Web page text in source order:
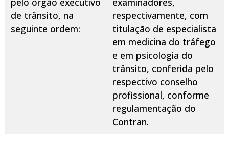
de trânsito, na
seguinte ordem:
respectivamente, com
titulação de especialista
em medicina do tráfego
e em psicologia do
trânsito, conferida pelo
respectivo conselho
profissional, conforme
regulamentação do
Contran.